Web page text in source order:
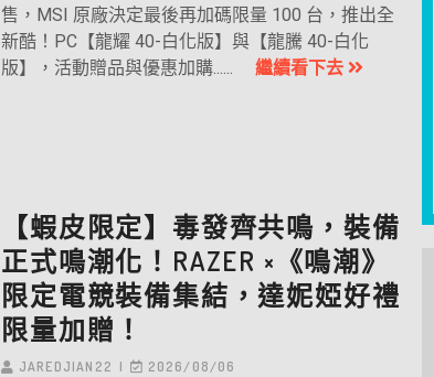
售，MSI 原廠決定最後再加碼限量 100 台，推出全
新酷！PC【龍耀 40-白化版】與【龍騰 40-白化
版】，活動贈品與優惠加購......繼續看下去
【蝦皮限定】毒發齊共鳴，裝備
正式鳴潮化！RAZER ×《鳴潮》
限定電競裝備集結，達妮婭好禮
限量加贈！
JAREDJIAN22 2026/08/06